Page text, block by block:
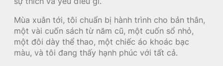
Mùa xuân tới, tôi chuẩn bị hành trình cho bản thân,
một vài cuốn sách từ năm cũ, một cuốn sổ nhỏ,
một đôi dày thể thao, một chiếc áo khoác bạc
màu, và tôi đang thấy hạnh phúc với tất cả.